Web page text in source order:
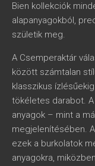
Bien kollekciók
alapanyagokból,
születik meg.
A Csemperaktár
között számtalan
klasszikus
tökéletes darabot.
anyagok – mint a
megjelenítésében.
ezek a burkolatok
anyagokra,